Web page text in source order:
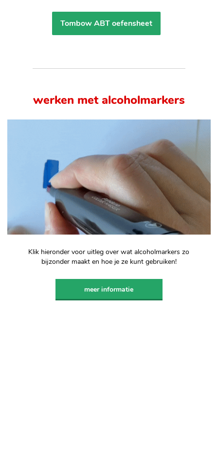
Tombow ABT oefensheet
werken met alcoholmarkers
Klik hieronder voor uitleg over wat alcoholmarkers zo
bijzonder maakt en hoe je ze kunt gebruiken!
meer informatie